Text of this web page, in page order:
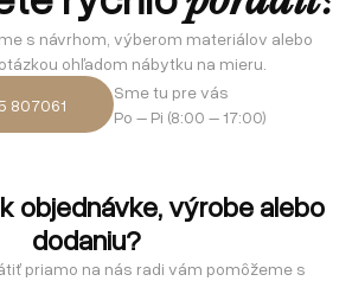
s návrhom, výberom materiálov alebo
ohľadom nábytku na mieru.
807061
Sme tu pre vás
Po – Pi (8:00 – 17:00)
objednávke, výrobe alebo
dodaniu?
priamo na nás radi vám pomôžeme s